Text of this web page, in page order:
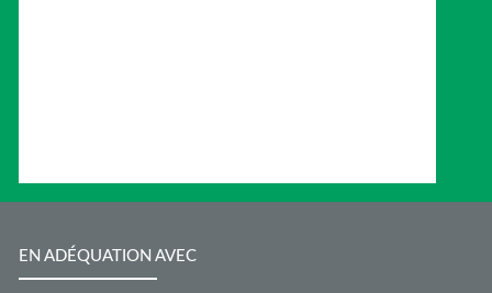
EN ADÉQUATION AVEC